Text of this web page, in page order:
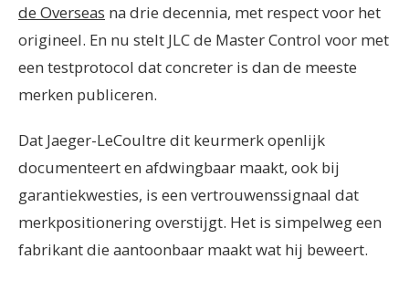
de Overseas na drie decennia, met respect voor het
origineel. En nu stelt JLC de Master Control voor met
een testprotocol dat concreter is dan de meeste
merken publiceren.
Dat Jaeger-LeCoultre dit keurmerk openlijk
documenteert en afdwingbaar maakt, ook bij
garantiekwesties, is een vertrouwenssignaal dat
merkpositionering overstijgt. Het is simpelweg een
fabrikant die aantoonbaar maakt wat hij beweert.